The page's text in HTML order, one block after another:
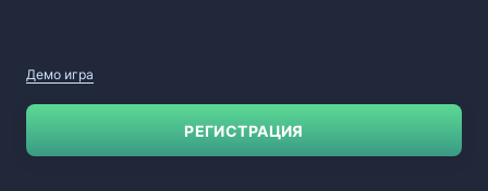
Демо игра
РЕГИСТРАЦИЯ